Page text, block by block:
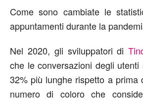
Come sono cambiate le
appuntamenti durante la
Nel 2020, gli sviluppatori di
che le conversazioni degli
32% più lunghe rispetto a prima
numero di coloro che